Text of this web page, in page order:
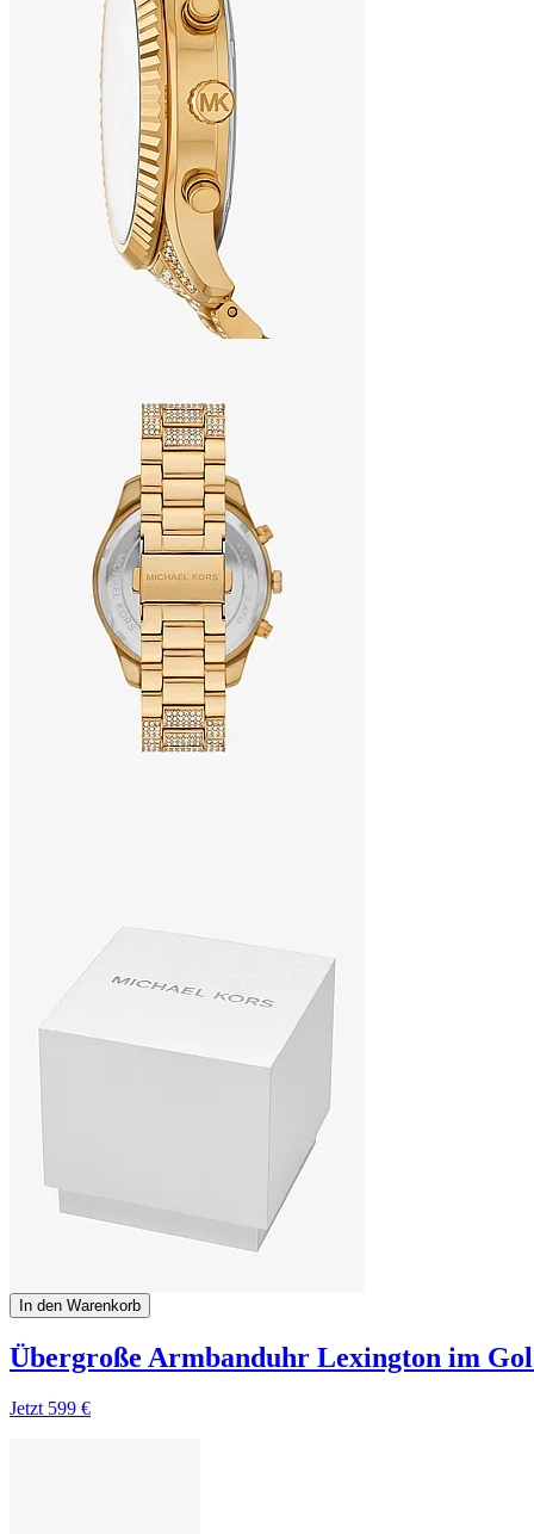
In den Warenkorb
Übergroße Armbanduhr Lexington im
Jetzt 599 €